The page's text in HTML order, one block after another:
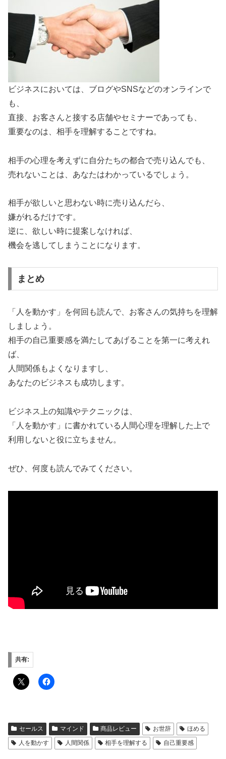
ビジネスにおいては、ブログやSNSなどのオンラインで
も、
直接、お客さんと接する店舗やセミナーであっても、
重要なのは、相手を理解することですね。
相手の心理を考えずに自分たちの都合で売り込んでも、
売れないことは、あなたはわかっているでしょう。
相手が欲しいと思わない時に売り込んだら、
嫌がれるだけです。
逆に、欲しい時に提案しなければ、
機会を逃してしまうことになります。
まとめ
「人を動かす」を何回も読んで、お客さんの気持ちを理解
しましょう。
相手の自己重要感を満たしてあげることを第一に考えれ
ば、
人間関係もよくなりますし、
あなたのビジネスも成功します。
ビジネス上の知識やテクニックは、
「人を動かす」に書かれている人間心理を理解した上で
利用しないと役に立ちません。
ぜひ、何度も読んでみてください。
共有:
セールス マインド 商品レビュー お世辞
ほめる
人を動かす
人間関係 相手を理解する 自己重要感